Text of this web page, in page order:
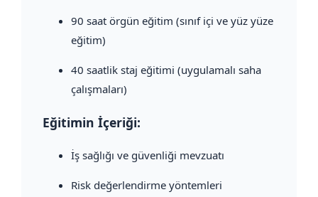
90 saat örgün eğitim (sınıf içi ve yüz yüze
eğitim)
40 saatlik staj eğitimi (uygulamalı saha
çalışmaları)
Eğitimin İçeriği:
İş sağlığı ve güvenliği mevzuatı
Risk değerlendirme yöntemleri